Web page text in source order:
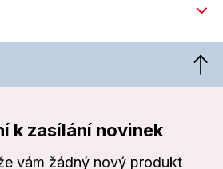
k zasílání novinek
vám žádný nový produkt